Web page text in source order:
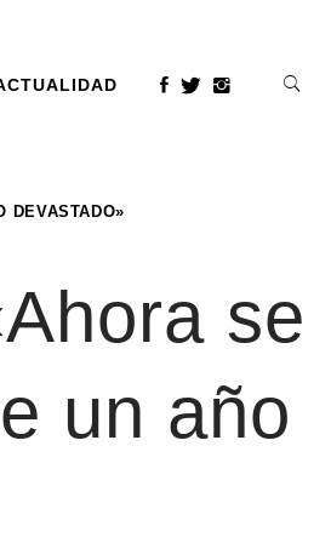
DEVASTADO»
se
un año